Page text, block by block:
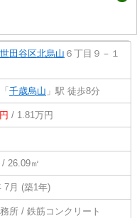
世田谷区北烏山 ６丁目９－１
「 千歳烏山 」駅 徒歩8分
/ 1.81万円
26.09㎡
7月 (築1年)
所 / 鉄筋コンクリート